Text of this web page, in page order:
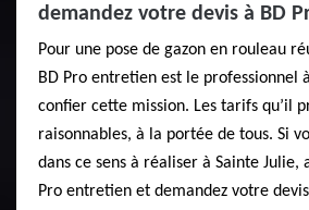
demandez votre devis à BD
Pour une pose de gazon en rouleau
BD Pro entretien est le professionnel
confier cette mission. Les tarifs qu’il
raisonnables, à la portée de tous. Si
dans ce sens à réaliser à Sainte Julie,
Pro entretien et demandez votre